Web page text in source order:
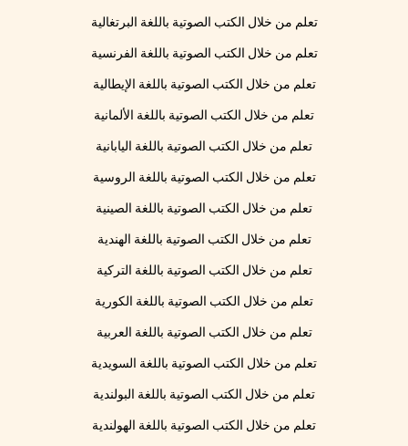
تعلم من خلال الكتب الصوتية باللغة البرتغالية
تعلم من خلال الكتب الصوتية باللغة الفرنسية
تعلم من خلال الكتب الصوتية باللغة الإيطالية
تعلم من خلال الكتب الصوتية باللغة الألمانية
تعلم من خلال الكتب الصوتية باللغة اليابانية
تعلم من خلال الكتب الصوتية باللغة الروسية
تعلم من خلال الكتب الصوتية باللغة الصينية
تعلم من خلال الكتب الصوتية باللغة الهندية
تعلم من خلال الكتب الصوتية باللغة التركية
تعلم من خلال الكتب الصوتية باللغة الكورية
تعلم من خلال الكتب الصوتية باللغة العربية
تعلم من خلال الكتب الصوتية باللغة السويدية
تعلم من خلال الكتب الصوتية باللغة البولندية
تعلم من خلال الكتب الصوتية باللغة الهولندية